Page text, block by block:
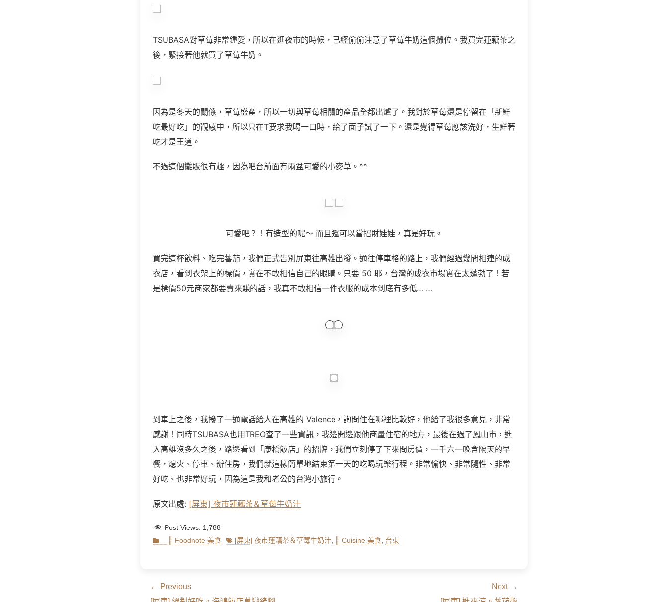
TSUBASA對草莓非常鍾愛，所以在逛夜市的時候，已經偷偷注意了草莓牛奶這個攤位。我買完蓮藕茶之
後，緊接著他就買了草莓牛奶。
因為是冬天的關係，草莓盛產，所以一切與草莓相關的產品全都出爐了。我對於草莓還是停留在「新鮮
吃最好吃」的觀感中，所以只在T要求我喝一口時，給了面子試了一下。還是覺得草莓應該洗好，生鮮著
吃才是王道。
不過這個攤販很有趣，因為吧台前面有兩盆可愛的小麥草。 ^^
可愛吧？！有造型的呢～ 而且還可以當招財娃娃，真是好玩。
買完這杯飲料、吃完蕃茄，我們正式告別屏東往高雄出發。通往停車格的路上，我們經過幾間相連的成
衣店，看到衣架上的標價，實在不敢相信自己的眼睛。只要 50 耶，台灣的成衣市場實在太蓬勃了！若
是標價50元商家都要賣來賺的話，我真不敢相信一件衣服的成本到底有多低… …
到車上之後，我撥了一通電話給人在高雄的 Valence ，詢問住在哪裡比較好，他給了我很多意見，非常
感謝！同時TSUBASA也用TREO查了一些資訊，我邊開邊跟他商量住宿的地方，最後在過了鳳山市，進
入高雄沒多久之後，路邊看到「康橋飯店」的招牌，我們立刻停了下來問房價，一千六一晚含隔天的早
餐，熄火、停車、辦住房，我們就這樣簡單地結束第一天的吃喝玩樂行程。非常愉快、非常隨性、非常
好吃、也非常好玩，因為這是我和老公的台灣小旅行。
原文出處: [屏東] 夜市蓮藕茶＆草莓牛奶汁
Post Views: 1,788
Categories
╠ Foodnote 美食 Tags[屏東] 夜市蓮藕茶＆草莓牛奶汁 ╠ Cuisine 美食 台東
文
← Previous
Next →